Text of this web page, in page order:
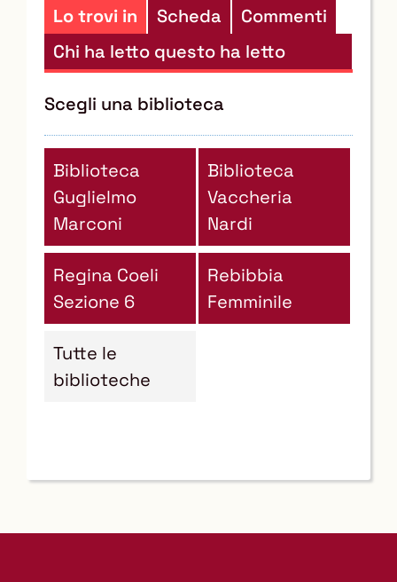
risorse
Lo trovi in Scheda
Commenti
Chi ha letto questo ha letto
Scegli una biblioteca
Biblioteca
Guglielmo
Marconi
Biblioteca
Vaccheria
Nardi
Regina Coeli
Sezione 6
Rebibbia
Femminile
Tutte le
biblioteche